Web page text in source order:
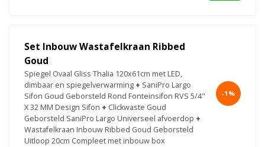
Set Inbouw Wastafelkraan Ribbed
Goud
Spiegel Ovaal Gliss Thalia 120x61cm met LED,
dimbaar en spiegelverwarming + SaniPro Largo
Sifon Goud Geborsteld Rond Fonteinsifon RVS 5/4"
X 32 MM Design Sifon + Clickwaste Goud
Geborsteld SaniPro Largo Universeel afvoerdop +
Wastafelkraan Inbouw Ribbed Goud Geborsteld
Uitloop 20cm Compleet met inbouw box
-1%